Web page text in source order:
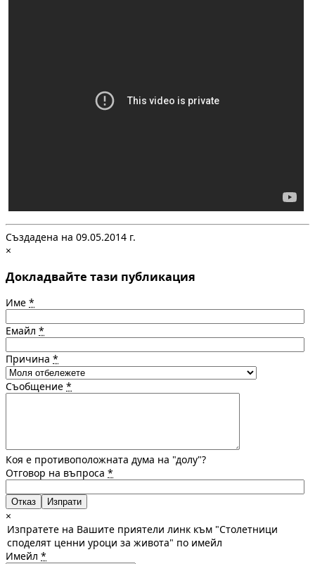
Създадена на 09.05.2014 г.
×
Докладвайте тази публикация
Име *
Емайл *
Причина *
Съобщение *
Коя е противоположната дума на "долу"?
Отговор на въпроса *
Отказ
×
Изпратете на Вашите приятели линк към "Столетници
споделят ценни уроци за живота" по имейл
Имейл *